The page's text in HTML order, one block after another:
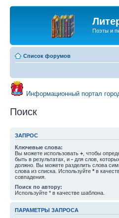
Поэты и
Список форумов
Информационный портал
Поиск
ЗАПРОС
Ключевые слова:
Вы можете использовать + , чтобы
быть в результатах, и - для слов,
должно. Вы можете разделить слова
слова из списка. Используйте * в
совпадения.
Поиск по автору:
Используйте * в качестве шаблона.
ПАРАМЕТРЫ ЗАПРОСА